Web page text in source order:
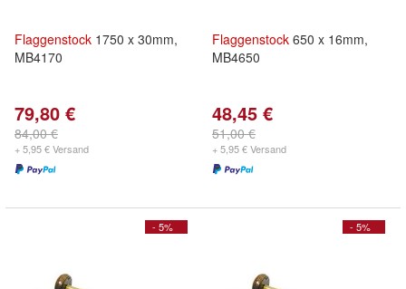
Flaggenstock 1750 x 30mm,
MB4170
79,80 €
84,00 €
+ 5,95 € Versand
Flaggenstock 650 x 16mm,
MB4650
48,45 €
51,00 €
+ 5,95 € Versand
- 5% - 5%